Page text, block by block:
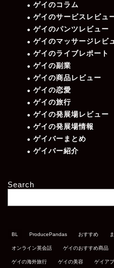
ゲイのコラム
ゲイのサービスレビュ
ゲイのパンツレビュー
ゲイのマッサージレビ
ゲイのライブレポート
ゲイの副業
ゲイの商品レビュー
ゲイの恋愛
ゲイの旅行
ゲイの発展場レビュー
ゲイの発展場情報
ゲイバーまとめ
ゲイバー紹介
Search
BL ProducePandas おすすめ
オンライン英会話 ゲイのおすすめ商品
ゲイの海外旅行 ゲイの美容 ゲイア